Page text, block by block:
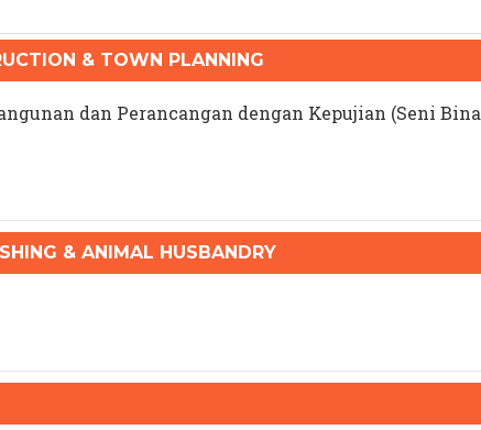
& TOWN PLANNING
dan Perancangan dengan Kepujian (Seni
& ANIMAL HUSBANDRY